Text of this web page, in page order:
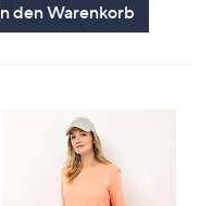
den Warenkorb